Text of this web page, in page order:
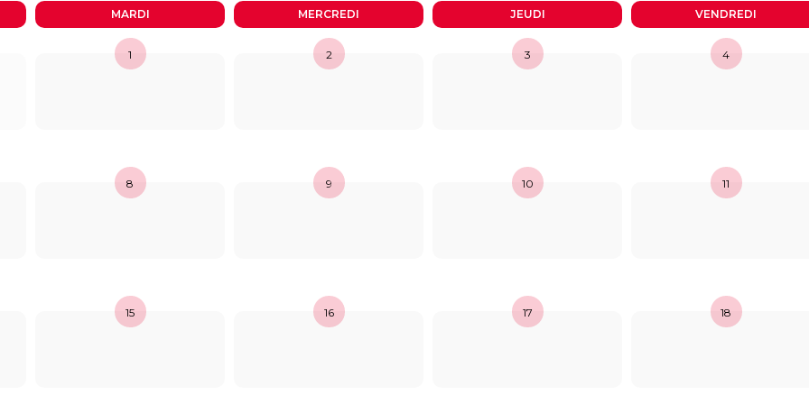
Activités périscolaires Uccle
+32 (0)2 375 31 35
BE10 3100 9205 4504
MARDI MERCREDI JEUDI VENDREDI
1 2 3 4
8 9 10 11
15 16 17 18